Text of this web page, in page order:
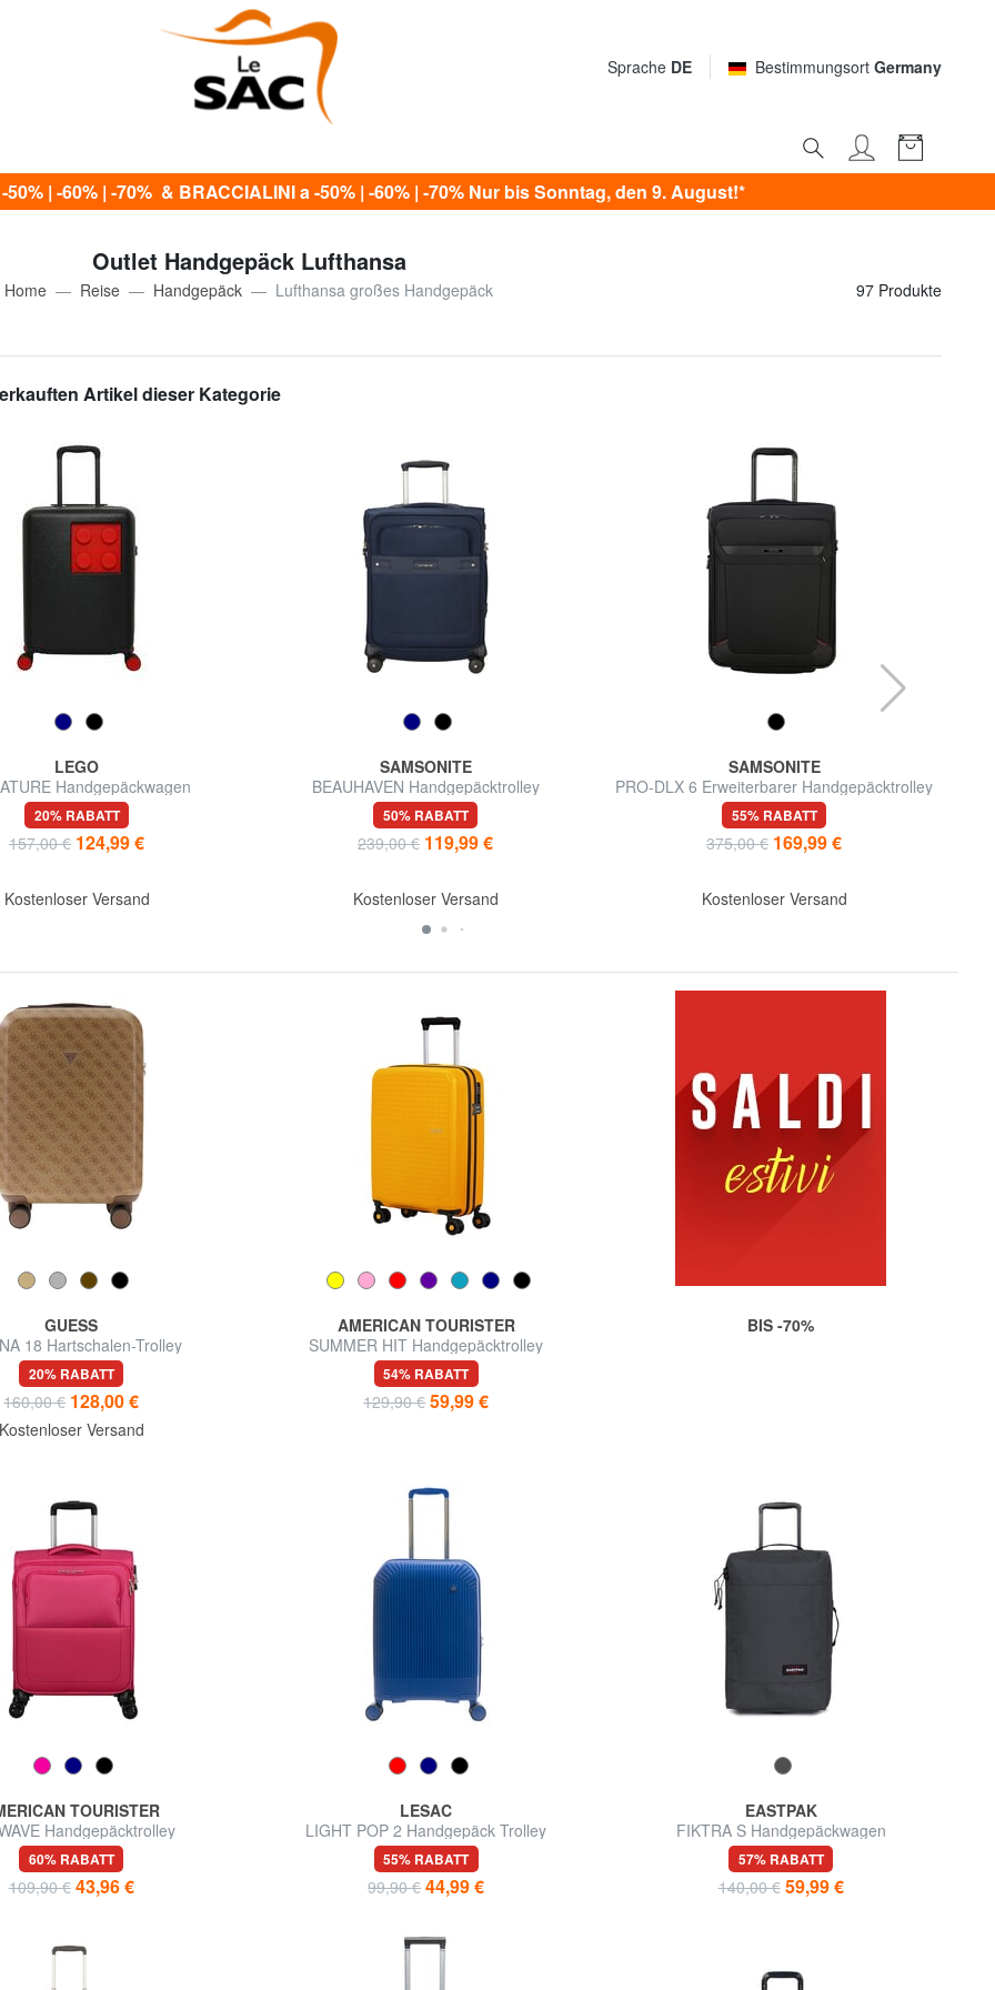
Sprache DE Bestimmungsort Germany
| -60% | -70% & BRACCIALINI a -50% | -60% | -70% Nur bis Sonntag, den 9. August!*
Outlet Handgepäck Lufthansa
Home Reise Handgepäck Lufthansa großes Handgepäck 97 Produkte
Artikel dieser Kategorie
LEGO
Handgepäckwagen
20% RABATT
157,00 € 124,99 €
Kostenloser Versand
SAMSONITE
BEAUHAVEN Handgepäcktrolley
50% RABATT
239,00 € 119,99 €
Kostenloser Versand
SAMSONITE
PRO-DLX 6 Erweiterbarer Handgepäcktrolley
55% RABATT
375,00 € 169,99 €
Kostenloser Versand
GUESS
18 Hartschalen-Trolley
20% RABATT
160,00 € 128,00 €
Versand
AMERICAN TOURISTER
SUMMER HIT Handgepäcktrolley
54% RABATT
129,90 € 59,99 €
BIS -70%
TOURISTER
Handgepäcktrolley
60% RABATT
109,90 € 43,96 €
LESAC
LIGHT POP 2 Handgepäck Trolley
55% RABATT
99,90 € 44,99 €
EASTPAK
FIKTRA S Handgepäckwagen
57% RABATT
140,00 € 59,99 €